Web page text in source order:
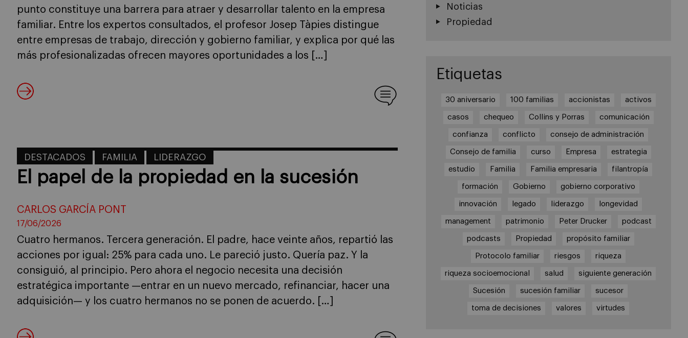
punto constituye una barrera para atraer y desarrollar talento en la empresa
familiar. Entre los expertos consultados, el profesor Josep Tàpies distingue
entre empresas de trabajo, dirección y gobierno familiar, y explica por qué las
más profesionalizadas ofrecen mayores oportunidades a los […]
DESTACADOS FAMILIA LIDERAZGO
El papel de la propiedad en la sucesión
CARLOS GARCÍA PONT
17/06/2026
Cuatro hermanos. Tercera generación. El padre, hace veinte años, repartió las
acciones por igual: 25% para cada uno. Le pareció justo. Quería paz. Y la
consiguió, al principio. Pero ahora el negocio necesita una decisión
estratégica importante —entrar en un nuevo mercado, refinanciar, hacer una
adquisición— y los cuatro hermanos no se ponen de acuerdo. […]
Noticias
Propiedad
Etiquetas
30 aniversario 100 familias accionistas activos
casos chequeo Collins y Porras comunicación
confianza conflicto consejo de administración
Consejo de familia curso Empresa estrategia
estudio Familia Familia empresaria filantropía
formación Gobierno gobierno corporativo
innovación legado liderazgo longevidad
management patrimonio Peter Drucker podcast
podcasts Propiedad propósito familiar
Protocolo familiar riesgos riqueza
riqueza socioemocional salud siguiente generación
Sucesión sucesión familiar sucesor
toma de decisiones valores virtudes